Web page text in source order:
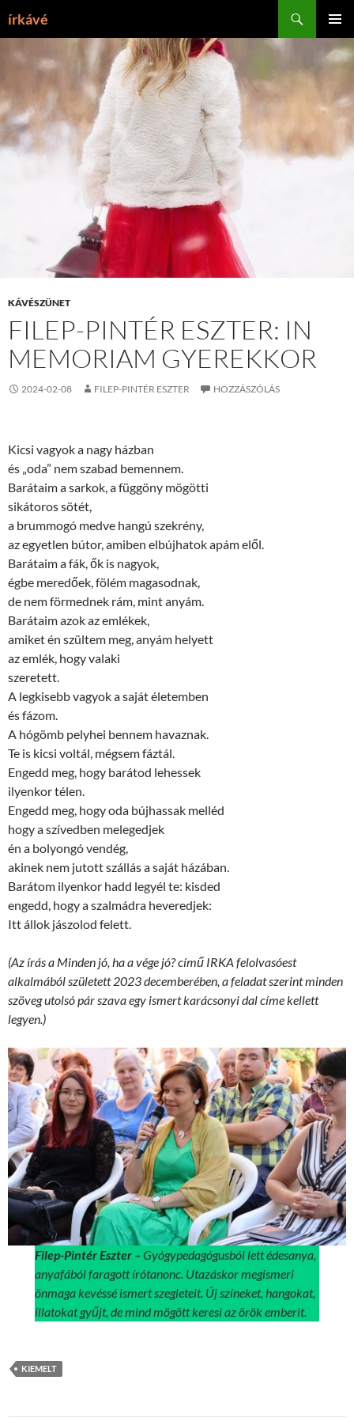
írkávé
MENÜ
KÁVÉSZÜNET
FILEP-PINTÉR ESZTER: IN
MEMORIAM GYEREKKOR
2024-02-08 FILEP-PINTÉR ESZTER HOZZÁSZÓLÁS
Kicsi vagyok a nagy házban
és „oda” nem szabad bemennem.
Barátaim a sarkok, a függöny mögötti
sikátoros sötét,
a brummogó medve hangú szekrény,
az egyetlen bútor, amiben elbújhatok apám elől.
Barátaim a fák, ők is nagyok,
égbe meredőek, fölém magasodnak,
de nem förmednek rám, mint anyám.
Barátaim azok az emlékek,
amiket én szültem meg, anyám helyett
az emlék, hogy valaki
szeretett.
A legkisebb vagyok a saját életemben
és fázom.
A hógömb pelyhei bennem havaznak.
Te is kicsi voltál, mégsem fáztál.
Engedd meg, hogy barátod lehessek
ilyenkor télen.
Engedd meg, hogy oda bújhassak melléd
hogy a szívedben melegedjek
én a bolyongó vendég,
akinek nem jutott szállás a saját házában.
Barátom ilyenkor hadd legyél te: kisded
engedd, hogy a szalmádra heveredjek:
Itt állok jászolod felett.
(Az írás a Minden jó, ha a vége jó? című IRKA felolvasóest
alkalmából született 2023 decemberében, a feladat szerint minden
szöveg utolsó pár szava egy ismert karácsonyi dal címe kellett
legyen.)
Filep-Pintér Eszter –Gyógypedagógusból lett édesanya,
anyafából faragott írótanonc. Utazáskor megismeri
önmaga kevéssé ismert szegleteit. Új színeket, hangokat,
illatokat gyűjt, de mind mögött keresi az örök emberit.
KIEMELT